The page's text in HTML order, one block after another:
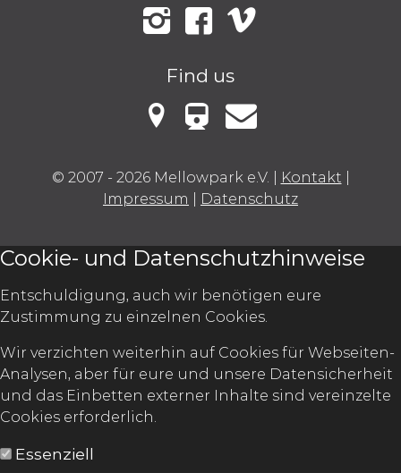
Find us
VBB Fahrinfo
© 2007 - 2026 Mellowpark e.V. Kontakt
Impressum
Datenschutz
Cookie- und Datenschutzhinweise
Entschuldigung, auch wir benötigen eure
Zustimmung zu einzelnen Cookies.
Wir verzichten weiterhin auf Cookies für Webseiten-
Analysen, aber für eure und unsere Datensicherheit
und das Einbetten externer Inhalte sind vereinzelte
Cookies erforderlich.
Essenziell